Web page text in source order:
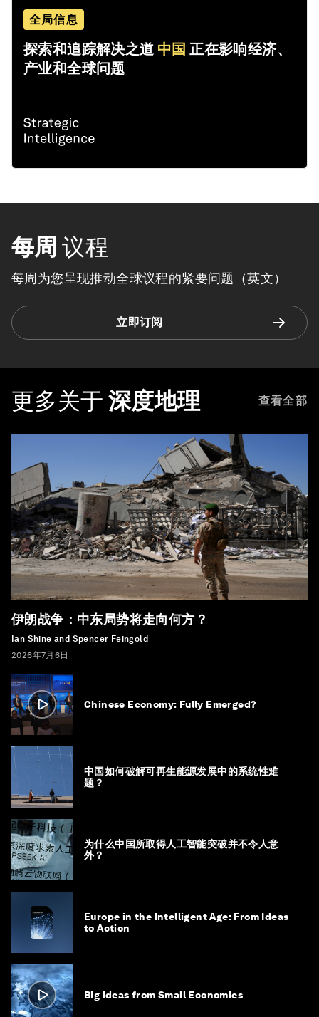
全局信息
探索和追踪解决之道 中国 正在影响经济、
产业和全球问题
每周 议程
每周为您呈现推动全球议程的紧要问题（英文）
立即订阅
更多关于 深度地理 查看全部
伊朗战争：中东局势将走向何方？
Ian Shine and Spencer Feingold
2026年7月6日
Chinese Economy: Fully Emerged?
中国如何破解可再生能源发展中的系统性难
题？
为什么中国所取得人工智能突破并不令人意
外？
Europe in the Intelligent Age: From Ideas
to Action
Big Ideas from Small Economies